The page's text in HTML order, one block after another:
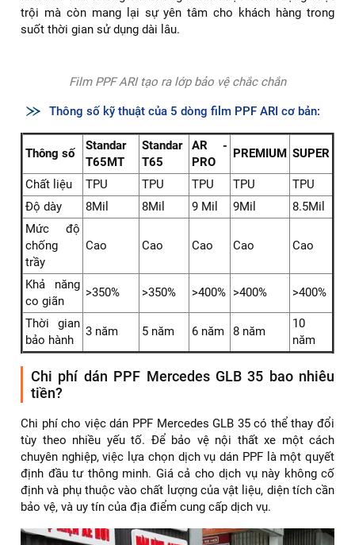
mới và sang trọng.
✅ Sản phẩm này được sản xuất từ chất liệu TPU cao cấp,
tích hợp công nghệ tự phục hồi vết xước nhỏ hơn 0,013mm,
không cần đến việc sử dụng nhiệt để phục hồi.
✅ Đặc biệt, với chế độ bảo hành kéo dài từ 3 đến 8 năm,
film PPF ARI không chỉ chứng minh được chất lượng vượt
trội mà còn mang lại sự yên tâm cho khách hàng trong
suốt thời gian sử dụng dài lâu.
Film PPF ARI tạo ra lớp bảo vệ chắc chắn
Thông số kỹ thuật của 5 dòng film PPF ARI cơ bản:
Thông số
Standar
T65MT
Standar
T65
AR -
PRO
SUPER
Chất liệu TPU TPU TPU TPU
TPU
Độ dày
Mức độ
chống
trầy
Cao Cao Cao Cao Cao
Khả năng
co giãn
>350% >350% >400% >400% >400%
Thời gian
bảo hành
năm